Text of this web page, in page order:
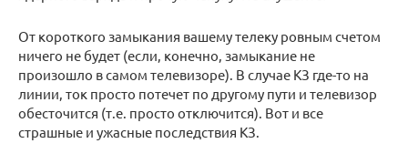
От короткого замыкания вашему телеку ровным счетом
ничего не будет (если, конечно, замыкание не
произошло в самом телевизоре). В случае КЗ где-то на
линии, ток просто потечет по другому пути и телевизор
обесточится (т.е. просто отключится). Вот и все
страшные и ужасные последствия КЗ.